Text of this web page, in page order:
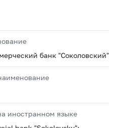
банк "Соколовский"
иностранном языке